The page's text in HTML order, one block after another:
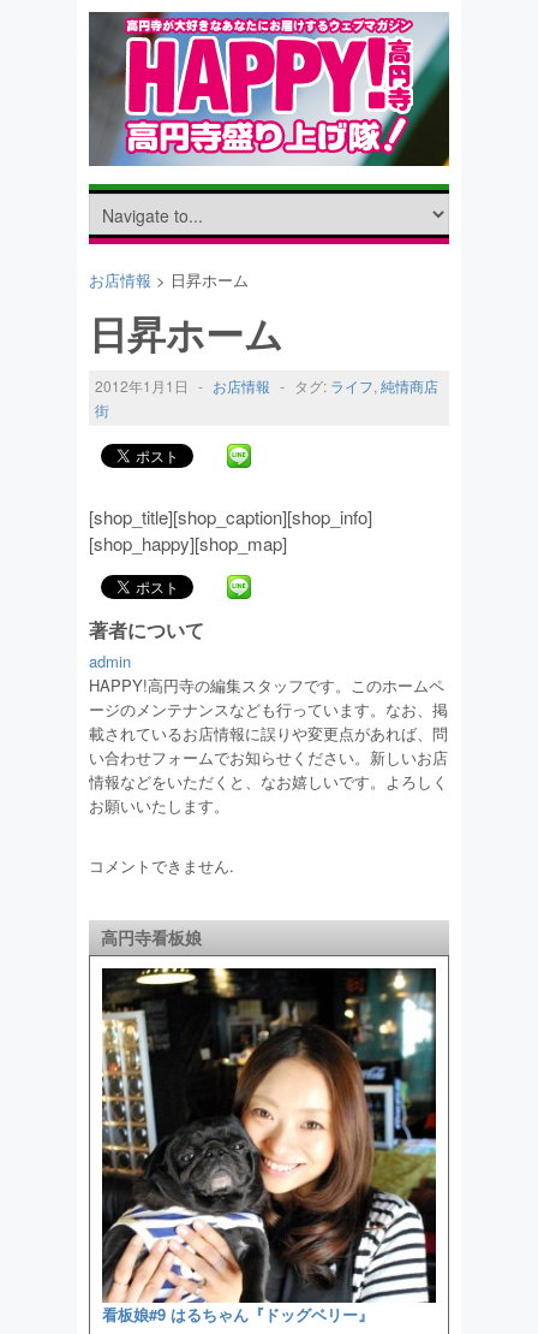
お店情報 > 日昇ホーム
日昇ホーム
2012年1月1日 - お店情報 - タグ: ライフ, 純情商店
街
[shop_title][shop_caption][shop_info]
[shop_happy][shop_map]
著者について
admin
HAPPY!高円寺の編集スタッフです。このホームペ
ージのメンテナンスなども行っています。なお、掲
載されているお店情報に誤りや変更点があれば、問
い合わせフォームでお知らせください。新しいお店
情報などをいただくと、なお嬉しいです。よろしく
お願いいたします。
コメントできません.
高円寺看板娘
看板娘#9 はるちゃん『ドッグベリー』